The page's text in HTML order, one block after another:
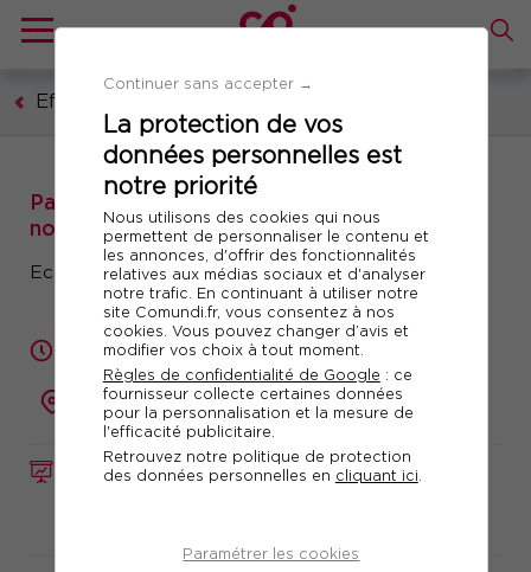
Continuer sans accepter →
La protection de vos
données personnelles est
notre priorité
Nous utilisons des cookies qui nous
permettent de personnaliser le contenu et
les annonces, d'offrir des fonctionnalités
relatives aux médias sociaux et d'analyser
notre trafic. En continuant à utiliser notre
site Comundi.fr, vous consentez à nos
cookies. Vous pouvez changer d’avis et
modifier vos choix à tout moment.
Règles de confidentialité de Google : ce
fournisseur collecte certaines données
pour la personnalisation et la mesure de
l'efficacité publicitaire.
Retrouvez notre politique de protection
des données personnelles en cliquant ici
Paramétrer les cookies
Efficacité professionnelle
FORMATION Réf. 10534
Parcours avec certificat Voltaire : Prise de
notes et compte-rendu de réunions
Ecrits professionnels en langue française
14h en synchrone + entrainement en digital
learning de 10h environ + examen en centre sur
3h
présentiel